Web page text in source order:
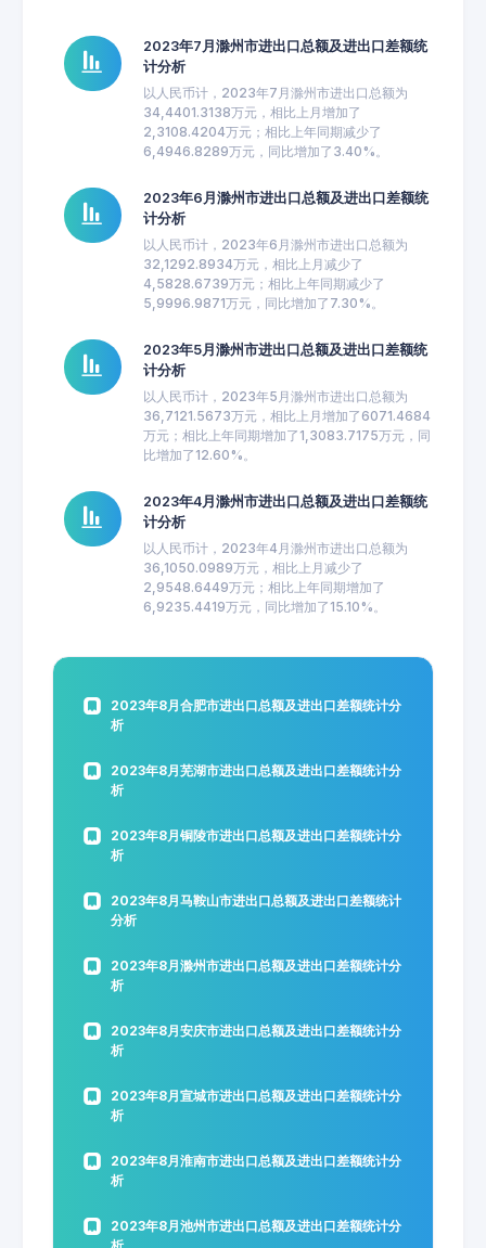
2023年7月滁州市进出口总额及进出口差额统
计分析
以人民币计，2023年7月滁州市进出口总额为
34,4401.3138万元，相比上月增加了
2,3108.4204万元；相比上年同期减少了
6,4946.8289万元，同比增加了3.40%。
2023年6月滁州市进出口总额及进出口差额统
计分析
以人民币计，2023年6月滁州市进出口总额为
32,1292.8934万元，相比上月减少了
4,5828.6739万元；相比上年同期减少了
5,9996.9871万元，同比增加了7.30%。
2023年5月滁州市进出口总额及进出口差额统
计分析
以人民币计，2023年5月滁州市进出口总额为
36,7121.5673万元，相比上月增加了6071.4684
万元；相比上年同期增加了1,3083.7175万元，同
比增加了12.60%。
2023年4月滁州市进出口总额及进出口差额统
计分析
以人民币计，2023年4月滁州市进出口总额为
36,1050.0989万元，相比上月减少了
2,9548.6449万元；相比上年同期增加了
6,9235.4419万元，同比增加了15.10%。
2023年8月合肥市进出口总额及进出口差额统计分
析
2023年8月芜湖市进出口总额及进出口差额统计分
析
2023年8月铜陵市进出口总额及进出口差额统计分
析
2023年8月马鞍山市进出口总额及进出口差额统计
分析
2023年8月滁州市进出口总额及进出口差额统计分
析
2023年8月安庆市进出口总额及进出口差额统计分
析
2023年8月宣城市进出口总额及进出口差额统计分
析
2023年8月淮南市进出口总额及进出口差额统计分
析
2023年8月池州市进出口总额及进出口差额统计分